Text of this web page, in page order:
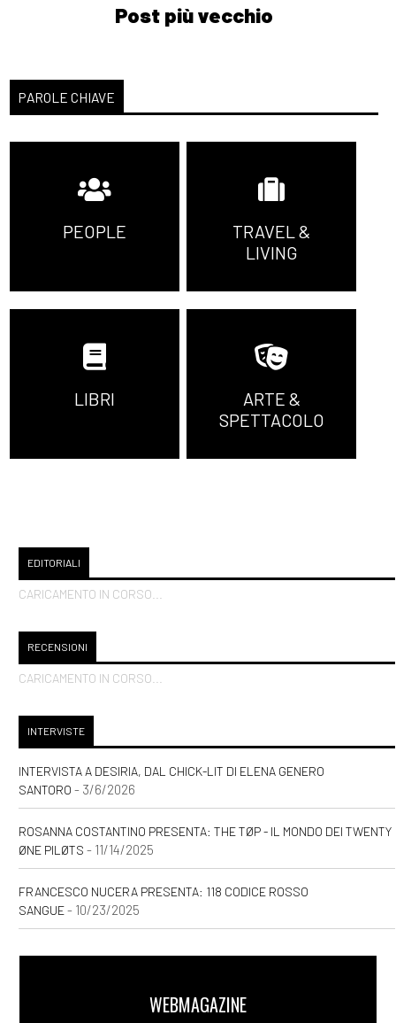
Post più vecchio
PAROLE CHIAVE
PEOPLE
TRAVEL &
LIVING
LIBRI
ARTE &
SPETTACOLO
EDITORIALI
CARICAMENTO IN CORSO...
RECENSIONI
CARICAMENTO IN CORSO...
INTERVISTE
INTERVISTA A DESIRIA, DAL CHICK-LIT DI ELENA GENERO
SANTORO - 3/6/2026
ROSANNA COSTANTINO PRESENTA: THE TØP - IL MONDO DEI TWENTY
ØNE PILØTS - 11/14/2025
FRANCESCO NUCERA PRESENTA: 118 CODICE ROSSO
SANGUE- 10/23/2025
WEBMAGAZINE